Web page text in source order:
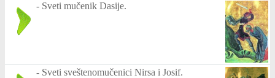
- Sveti mučenik Dasije.
- Sveti sveštenomučenici Nirsa i Josif.